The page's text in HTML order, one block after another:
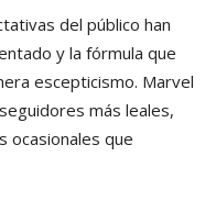
del público han
y la fórmula que
escepticismo. Marvel
más leales,
ocasionales que